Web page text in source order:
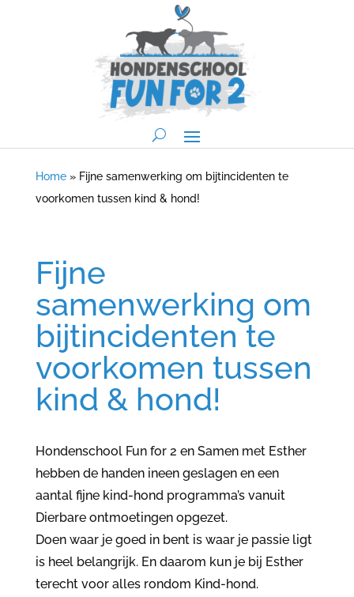
Home» Fijne samenwerking om bijtincidenten te
voorkomen tussen kind & hond!
Fijne
samenwerking om
bijtincidenten te
voorkomen tussen
kind & hond!
Hondenschool Fun for 2 en Samen met Esther
hebben de handen ineen geslagen en een
aantal fijne kind-hond programma’s vanuit
Dierbare ontmoetingen opgezet.
Doen waar je goed in bent is waar je passie ligt
is heel belangrijk. En daarom kun je bij Esther
terecht voor alles rondom Kind-hond.